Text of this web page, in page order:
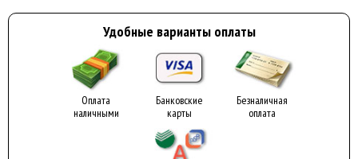
Удобные варианты оплаты
Оплата
наличными
Банковские
карты
Безналичная
оплата